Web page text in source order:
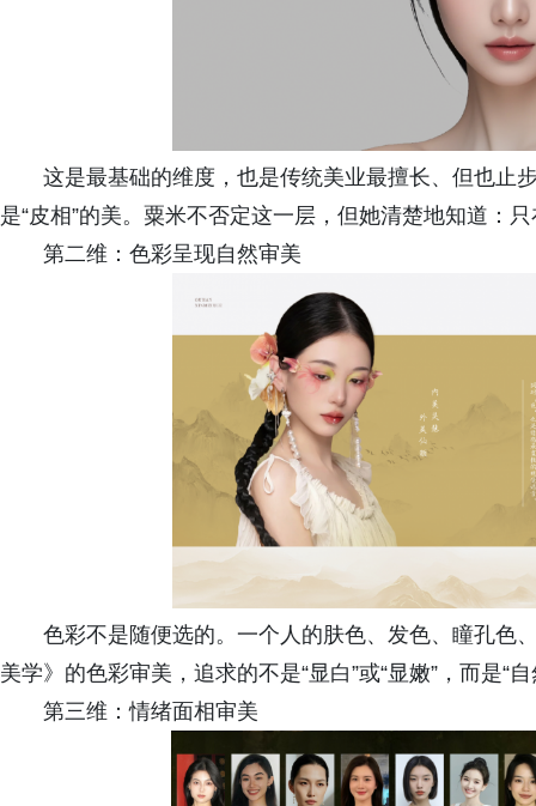
这是最基础的维度，也是传统美业最擅长、但也止
是“皮相”的美。粟米不否定这一层，但她清楚地知道：
第二维：色彩呈现自然审美
色彩不是随便选的。一个人的肤色、发色、瞳孔色
美学》的色彩审美，追求的不是“显白”或“显嫩”，而是“
第三维：情绪面相审美